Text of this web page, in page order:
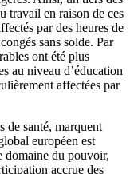
travail en raison de ces
par des heures de
sans solde. Par
ont été plus
au niveau d’éducation
affectées par
de santé, marquent
européen est
domaine du pouvoir,
accrue des